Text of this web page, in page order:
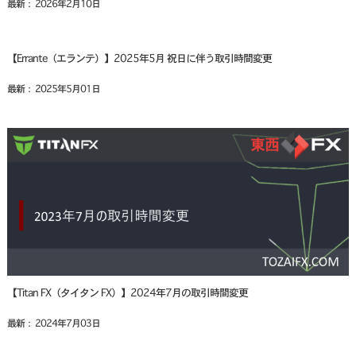
最新： 2026年2月10日
【Errante（エランテ）】2025年5月 祝日に伴う取引時間変更
最新： 2025年5月01日
【Titan FX（タイタン FX）】2024年7月の取引時間変更
最新： 2024年7月03日